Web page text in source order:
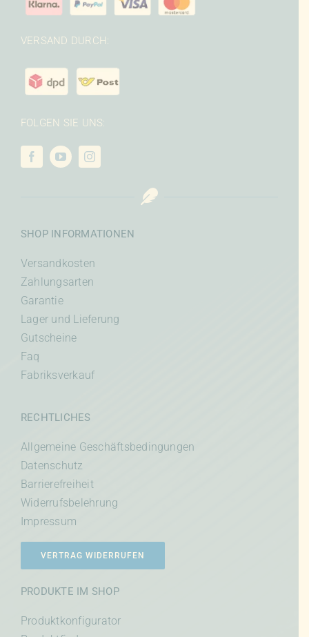
VERSAND DURCH:
FOLGEN SIE UNS:
SHOP INFORMATIONEN
Versandkosten
Zahlungsarten
Garantie
Lager und Lieferung
Gutscheine
Faq
Fabriksverkauf
RECHTLICHES
Allgemeine Geschäftsbedingungen
Datenschutz
Barrierefreiheit
Widerrufsbelehrung
Impressum
VERTRAG WIDERRUFEN
PRODUKTE IM SHOP
Produktkonfigurator